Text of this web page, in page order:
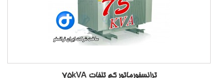
ترانسفورماتور کم تلفات 75kVA